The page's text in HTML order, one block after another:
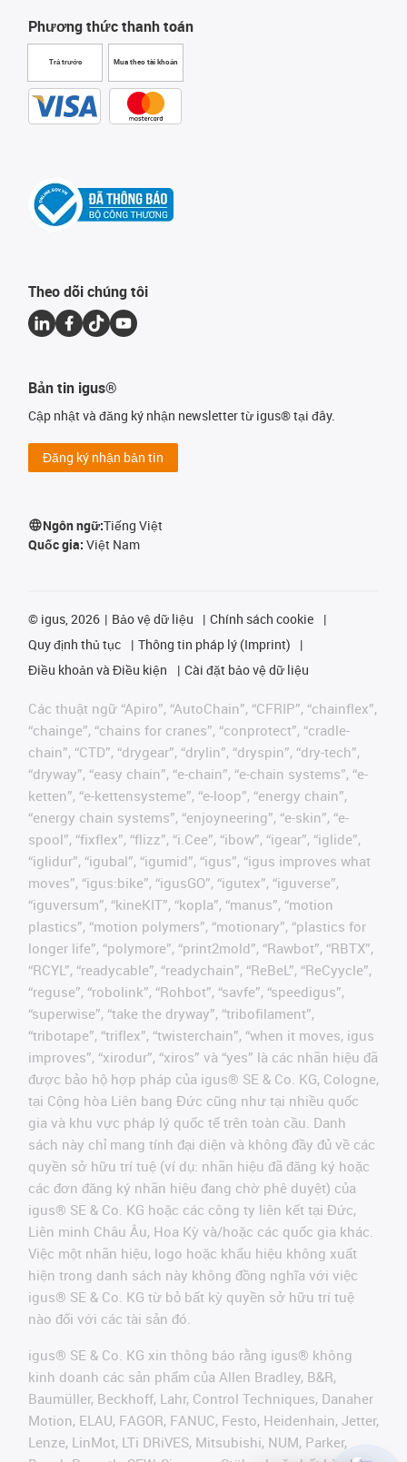
Phương thức thanh toán
Trả trước Mua theo tài khoản
Theo dõi chúng tôi
Bản tin igus®
Cập nhật và đăng ký nhận newsletter từ igus® tại đây.
Đăng ký nhận bản tin
Ngôn ngữ:Tiếng Việt
Quốc gia: Việt Nam
© igus, 2026 Bảo vệ dữ liệu
Chính sách cookie
Quy định thủ tục
Thông tin pháp lý (Imprint)
Điều khoản và Điều kiện
Cài đặt bảo vệ dữ liệu
Các thuật ngữ “Apiro”, “AutoChain”, “CFRIP”, “chainflex”,
“chainge”, “chains for cranes”, “conprotect”, “cradle-
chain”, “CTD”, “drygear”, “drylin”, “dryspin”, “dry-tech”,
“dryway”, “easy chain”, “e-chain”, “e-chain systems”, “e-
ketten”, “e-kettensysteme”, “e-loop”, “energy chain”,
“energy chain systems”, “enjoyneering”, “e-skin”, “e-
spool”, “fixflex”, “flizz”, “i.Cee”, “ibow”, “igear”, “iglide”,
“iglidur”, “igubal”, “igumid”, “igus”, “igus improves what
moves”, “igus:bike”, “igusGO”, “igutex”, “iguverse”,
“iguversum”, “kineKIT”, “kopla”, “manus”, “motion
plastics”, “motion polymers”, “motionary”, “plastics for
longer life”, “polymore”, “print2mold”, “Rawbot”, “RBTX”,
“RCYL”, “readycable”, “readychain”, “ReBeL”, “ReCyycle”,
“reguse”, “robolink”, “Rohbot”, “savfe”, “speedigus”,
“superwise”, “take the dryway”, “tribofilament”,
“tribotape”, “triflex”, “twisterchain”, “when it moves, igus
improves”, “xirodur”, “xiros” và “yes” là các nhãn hiệu đã
được bảo hộ hợp pháp của igus® SE & Co. KG, Cologne,
tại Cộng hòa Liên bang Đức cũng như tại nhiều quốc
gia và khu vực pháp lý quốc tế trên toàn cầu. Danh
sách này chỉ mang tính đại diện và không đầy đủ về các
quyền sở hữu trí tuệ (ví dụ: nhãn hiệu đã đăng ký hoặc
các đơn đăng ký nhãn hiệu đang chờ phê duyệt) của
igus® SE & Co. KG hoặc các công ty liên kết tại Đức,
Liên minh Châu Âu, Hoa Kỳ và/hoặc các quốc gia khác.
Việc một nhãn hiệu, logo hoặc khẩu hiệu không xuất
hiện trong danh sách này không đồng nghĩa với việc
igus® SE & Co. KG từ bỏ bất kỳ quyền sở hữu trí tuệ
nào đối với các tài sản đó.
igus® SE & Co. KG xin thông báo rằng igus® không
kinh doanh các sản phẩm của Allen Bradley, B&R,
Baumüller, Beckhoff, Lahr, Control Techniques, Danaher
Motion, ELAU, FAGOR, FANUC, Festo, Heidenhain, Jetter,
Lenze, LinMot, LTi DRiVES, Mitsubishi, NUM, Parker,